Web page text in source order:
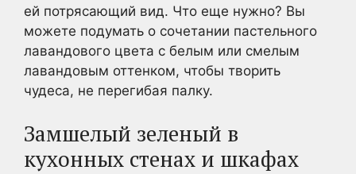
ей потрясающий вид. Что еще нужно? Вы
можете подумать о сочетании пастельного
лавандового цвета с белым или смелым
лавандовым оттенком, чтобы творить
чудеса, не перегибая палку.
Замшелый зеленый в
кухонных стенах и шкафах